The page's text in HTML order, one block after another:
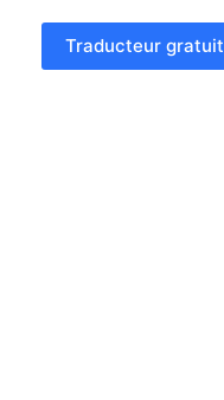
Traducteur gratuit